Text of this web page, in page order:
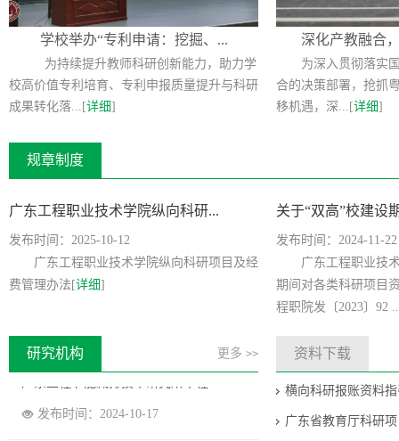
学校举办“专利申请：挖掘、...
为持续提升教师科研创新能力，助力学
校高价值专利培育、专利申报质量提升与科研
成果转化落...[详细]
深化产教融合
为深入贯彻落实
合的决策部署，抢抓
移机遇，深...[详细]
规章制度
广东工程职业技术学院纵向科研...
发布时间：2025-10-12
广东工程职业技术学院纵向科研项目及经
费管理办法[详细]
关于“双高”校建设
发布时间：2024-11-22
广东工程职业技
期间对各类科研项目
程职院发〔2023〕92
研究机构 更多 >>
发布时间：2024-10-17
资料下载
横向科研报账资料
广东省教育厅科研